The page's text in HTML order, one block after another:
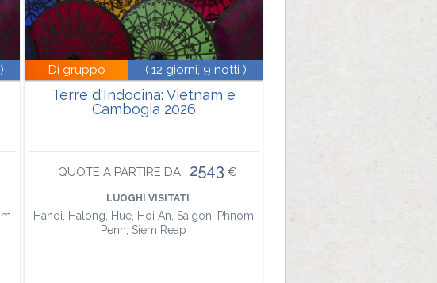
Di gruppo ( 12 giorni, 9 notti )
Terre d'Indocina: Vietnam e
Cambogia 2026
QUOTE A PARTIRE DA: 2543 €
LUOGHI VISITATI
Hanoi, Halong, Hue, Hoi An, Saigon, Phnom
Penh, Siem Reap